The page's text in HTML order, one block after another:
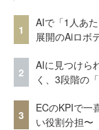
1
AIで「1人あ
展開のAiロボ
2
AIに見つけら
く、3段階の
3
ECのKPIで一
い役割分担〜